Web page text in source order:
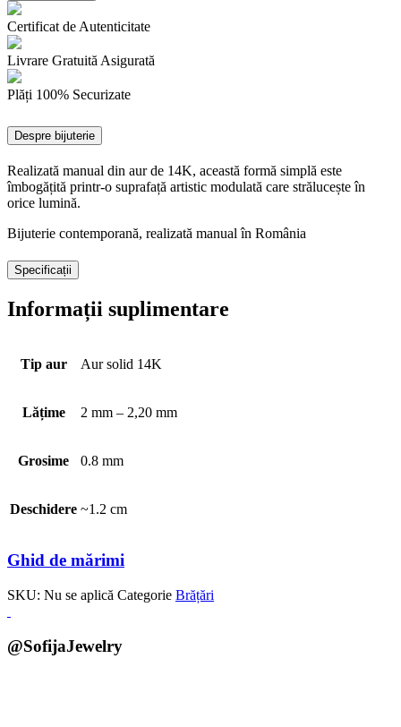
Certificat de Autenticitate
Livrare Gratuită Asigurată
Plăți 100% Securizate
Despre bijuterie
Realizată manual din aur de 14K, această formă simplă este
îmbogățită printr-o suprafață artistic modulată care strălucește în
orice lumină.
Bijuterie contemporană, realizată manual în România
Specificații
Informații suplimentare
Tip aur Aur solid 14K
Lățime 2 mm – 2,20 mm
Grosime 0.8 mm
Deschidere ~1.2 cm
Ghid de mărimi
SKU: Nu se aplică Categorie Brățări
@SofijaJewelry